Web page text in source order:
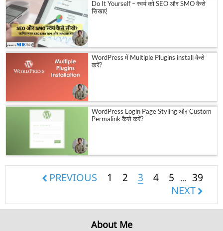
Do It Yourself – स्वयं को SEO और SMO कैसे
सिखाएं
WordPress में Multiple Plugins install कैसे
करें?
WordPress Login Page Styling और Custom
Permalink कैसे करें?
PREVIOUS 1 2 3 4 5 ... 39
NEXT
About Me